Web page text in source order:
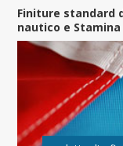
Finiture standard
nautico e